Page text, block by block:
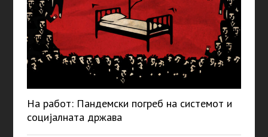
На работ: Пандемски погреб на системот и
социјалната држава